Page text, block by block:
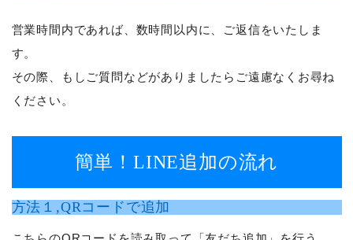
営業時間内であれば、数時間以内に、ご返信をいたしま
す。
その際、もしご質問などがありましたらご遠慮なくお尋ね
ください。
簡単！LINE追加の流れ
方法１,QRコードで追加